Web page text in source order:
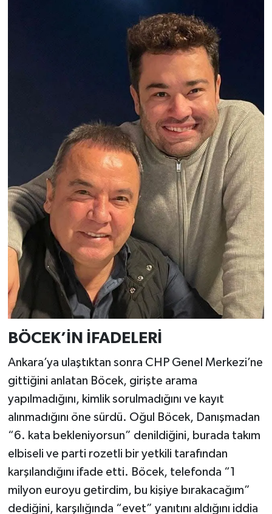
BÖCEK’İN İFADELERİ
Ankara’ya ulaştıktan sonra CHP Genel Merkezi’ne
gittiğini anlatan Böcek, girişte arama
yapılmadığını, kimlik sorulmadığını ve kayıt
alınmadığını öne sürdü. Oğul Böcek, Danışmadan
“6. kata bekleniyorsun” denildiğini, burada takım
elbiseli ve parti rozetli bir yetkili tarafından
karşılandığını ifade etti. Böcek, telefonda “1
milyon euroyu getirdim, bu kişiye bırakacağım”
dediğini, karşılığında “evet” yanıtını aldığını iddia